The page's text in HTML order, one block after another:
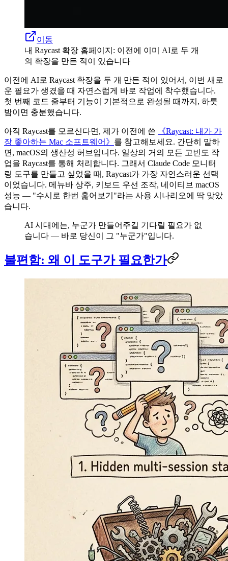
이동
내 Raycast 확장 홈페이지: 이전에 이미 AI로 두 개
의 확장을 만든 적이 있습니다
이전에 AI로 Raycast 확장을 두 개 만든 적이 있어서, 이번 새로
운 필요가 생겼을 때 자연스럽게 바로 작업에 착수했습니다.
첫 번째 코드 줄부터 기능이 기본적으로 완성될 때까지, 하룻
밤이면 충분했습니다.
아직 Raycast를 모르신다면, 제가 이전에 쓴
《Raycast: 내가 가
장 좋아하는 Mac 소프트웨어》 를 참고해보세요. 간단히 말하
면, macOS의 생산성 허브입니다. 일상의 거의 모든 고빈도 작
업을 Raycast를 통해 처리합니다. 그래서 Claude Code 모니터
링 도구를 만들고 싶었을 때, Raycast가 가장 자연스러운 선택
이었습니다. 메뉴바 상주, 키보드 우선 조작, 네이티브 macOS
성능 — "수시로 한번 훑어보기"라는 사용 시나리오에 딱 맞았
습니다.
AI 시대에는, 누군가 만들어주길 기다릴 필요가 없
습니다 — 바로 당신이 그 "누군가"입니다.
불편함: 왜 이 도구가 필요한가